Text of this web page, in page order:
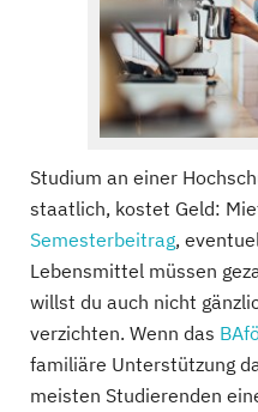
Studium an einer
staatlich, kostet Geld:
Semesterbeitrag,
Lebensmittel müssen
willst du auch nicht
verzichten. Wenn das
familiäre Unterstützung
meisten Studierenden